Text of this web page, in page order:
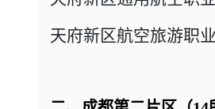
天府新区航空旅游职